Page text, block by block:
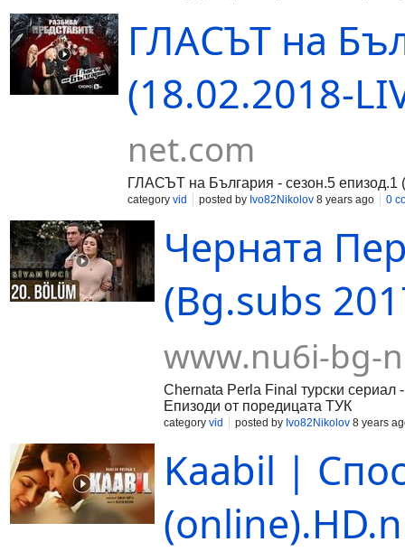
ГЛАСЪТ на
(18.02.2018-
net.com
ГЛАСЪТ на България - сезон.5 епизод.1
category vid posted by Ivo82Nikolov 8 years ago 0
Черната
(Bg.subs
www.nu6i-bg-
Chernata Perla Final турски
Епизоди от поредицата ТУК
category vid posted by Ivo82Nikolov 8 years
Kaabil |